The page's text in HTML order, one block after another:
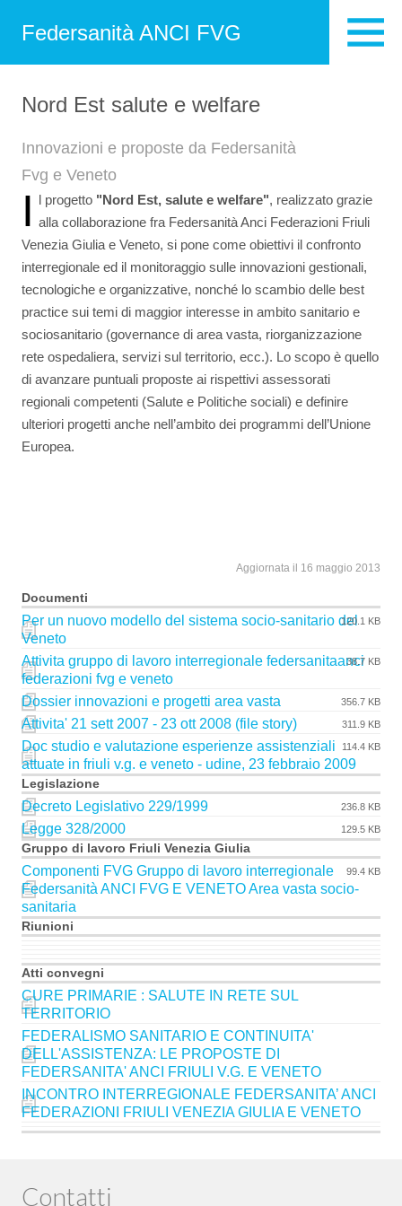
Federsanità ANCI FVG
Nord Est salute e welfare
Innovazioni e proposte da Federsanità
Fvg e Veneto
I l progetto "Nord Est, salute e welfare", realizzato grazie
alla collaborazione fra Federsanità Anci Federazioni Friuli
Venezia Giulia e Veneto, si pone come obiettivi il confronto
interregionale ed il monitoraggio sulle innovazioni gestionali,
tecnologiche e organizzative, nonché lo scambio delle best
practice sui temi di maggior interesse in ambito sanitario e
sociosanitario (governance di area vasta, riorganizzazione
rete ospedaliera, servizi sul territorio, ecc.). Lo scopo è quello
di avanzare puntuali proposte ai rispettivi assessorati
regionali competenti (Salute e Politiche sociali) e definire
ulteriori progetti anche nell’ambito dei programmi dell’Unione
Europea.
Aggiornata il 16 maggio 2013
Documenti
Per un nuovo modello del sistema socio-sanitario del
Veneto
120.1 KB
Attivita gruppo di lavoro interregionale federsanitaanci
federazioni fvg e veneto
38.7 KB
Dossier innovazioni e progetti area vasta 356.7 KB
Attivita' 21 sett 2007 - 23 ott 2008 (file story) 311.9 KB
Doc studio e valutazione esperienze assistenziali
attuate in friuli v.g. e veneto - udine, 23 febbraio 2009
114.4 KB
Legislazione
Decreto Legislativo 229/1999 236.8 KB
Legge 328/2000 129.5 KB
Gruppo di lavoro Friuli Venezia Giulia
Componenti FVG Gruppo di lavoro interregionale
Federsanità ANCI FVG E VENETO Area vasta socio-
sanitaria
99.4 KB
Riunioni
Atti convegni
CURE PRIMARIE : SALUTE IN RETE SUL
TERRITORIO
FEDERALISMO SANITARIO E CONTINUITA'
DELL'ASSISTENZA: LE PROPOSTE DI
FEDERSANITA' ANCI FRIULI V.G. E VENETO
INCONTRO INTERREGIONALE FEDERSANITA’ ANCI
FEDERAZIONI FRIULI VENEZIA GIULIA E VENETO
Contatti